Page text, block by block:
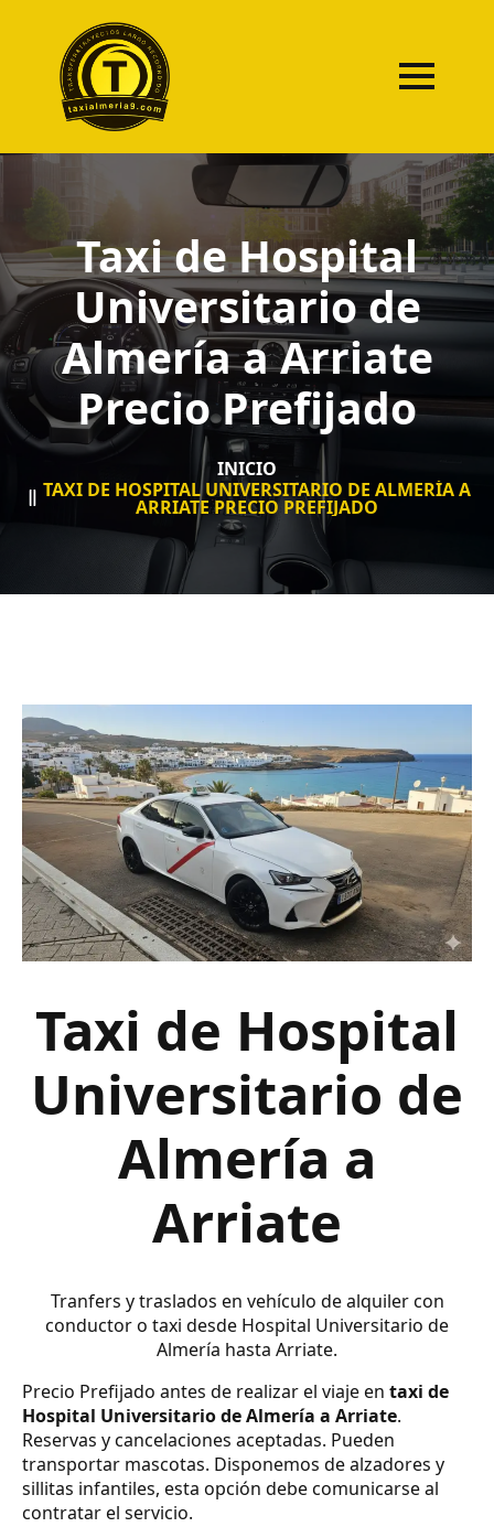
Taxi de Hospital
Universitario de
Almería a Arriate
Precio Prefijado
INICIO
TAXI DE HOSPITAL UNIVERSITARIO DE ALMERÍA A
ARRIATE PRECIO PREFIJADO
Taxi de Hospital
Universitario de
Almería a
Arriate
Tranfers y traslados en vehículo de alquiler con
conductor o taxi desde Hospital Universitario de
Almería hasta Arriate.
Precio Prefijado antes de realizar el viaje en taxi de
Hospital Universitario de Almería a Arriate.
Reservas y cancelaciones aceptadas. Pueden
transportar mascotas. Disponemos de alzadores y
sillitas infantiles, esta opción debe comunicarse al
contratar el servicio.